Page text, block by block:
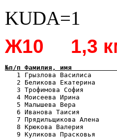
KUDA=1
Ж10 1,3
№п/п Фамилия, имя
1 Грызлова Василиса
2 Беликова Екатерина
3 Трофимова София
4 Моисеева Ирина
5 Малышева Вера
6 Иванова Таисия
7 Прядильщикова Алена
8 Крюкова Валерия
9 Куликова Прасковья